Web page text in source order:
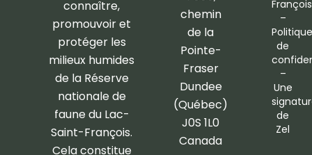
-
f
m
chemin
de la
Pointe-
Fraser
Dundee
(Québec)
J0S 1L0
Canada
connaître,
promouvoir et
protéger les
milieux humides
de la Réserve
nationale de
faune du Lac-
Saint-François.
Cela constitue
François
–
Politique
de
–
Une
de
Zel